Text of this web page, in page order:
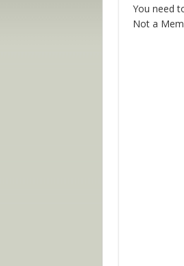
You need
Not a